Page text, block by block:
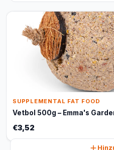
SUPPLEMENTAL FAT FOOD
Vetbol 500g – Emma's
€3,52